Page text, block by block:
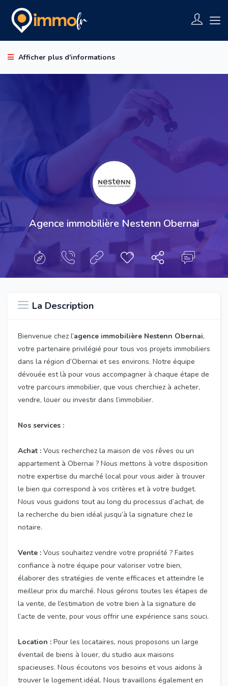
Afficher plus d'informations
Agence immobilière Nestenn Obernai
La Description
Bienvenue chez l’agence immobilière Nestenn Obernai,
votre partenaire privilégié pour tous vos projets immobiliers
dans la région d’Obernai et ses environs. Notre équipe
dévouée est là pour vous accompagner à chaque étape de
votre parcours immobilier, que vous cherchiez à acheter,
vendre, louer ou investir dans l’immobilier.
Nos services :
Achat : Vous recherchez la maison de vos rêves ou un
appartement à Obernai ? Nous mettons à votre disposition
notre expertise du marché local pour vous aider à trouver
le bien qui correspond à vos critères et à votre budget.
Nous vous guidons tout au long du processus d’achat, de
la recherche du bien idéal jusqu’à la signature chez le
notaire.
Vente : Vous souhaitez vendre votre propriété ? Faites
confiance à notre équipe pour valoriser votre bien,
élaborer des stratégies de vente efficaces et atteindre le
meilleur prix du marché. Nous gérons toutes les étapes de
la vente, de l’estimation de votre bien à la signature de
l’acte de vente, pour vous offrir une expérience sans souci.
Location : Pour les locataires, nous proposons un large
éventail de biens à louer, du studio aux maisons
spacieuses. Nous écoutons vos besoins et vous aidons à
trouver le logement idéal. Nous travaillons également en